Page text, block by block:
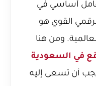
أساسي في
القوي هو
ومن هنا
في السعودية
يجب أن تسعى إليه